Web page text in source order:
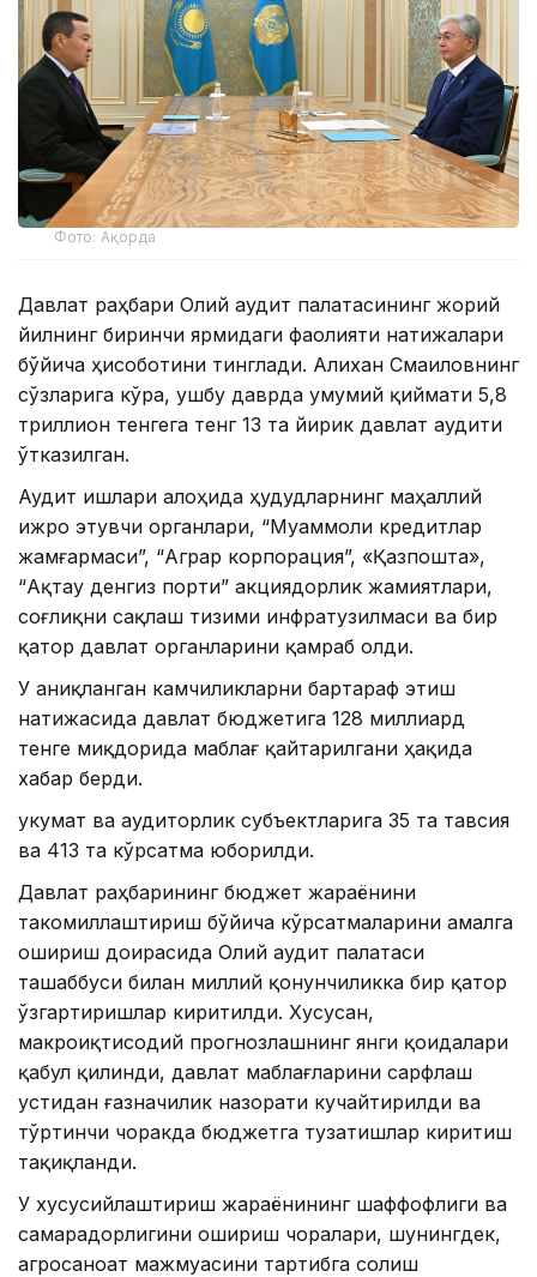
Фото: Ақорда
Давлат раҳбари Олий аудит палатасининг жорий
йилнинг биринчи ярмидаги фаолияти натижалари
бўйича ҳисоботини тинглади. Алихан Смаиловнинг
сўзларига кўра, ушбу даврда умумий қиймати 5,8
триллион тенгега тенг 13 та йирик давлат аудити
ўтказилган.
Аудит ишлари алоҳида ҳудудларнинг маҳаллий
ижро этувчи органлари, “Муаммоли кредитлар
жамғармаси”, “Аграр корпорация”, «Қазпошта»,
“Ақтау денгиз порти” акциядорлик жамиятлари,
соғлиқни сақлаш тизими инфратузилмаси ва бир
қатор давлат органларини қамраб олди.
У аниқланган камчиликларни бартараф этиш
натижасида давлат бюджетига 128 миллиард
тенге миқдорида маблағ қайтарилгани ҳақида
хабар берди.
Ҳукумат ва аудиторлик субъектларига 35 та тавсия
ва 413 та кўрсатма юборилди.
Давлат раҳбарининг бюджет жараёнини
такомиллаштириш бўйича кўрсатмаларини амалга
ошириш доирасида Олий аудит палатаси
ташаббуси билан миллий қонунчиликка бир қатор
ўзгартиришлар киритилди. Хусусан,
макроиқтисодий прогнозлашнинг янги қоидалари
қабул қилинди, давлат маблағларини сарфлаш
устидан ғазначилик назорати кучайтирилди ва
тўртинчи чоракда бюджетга тузатишлар киритиш
тақиқланди.
У хусусийлаштириш жараёнининг шаффофлиги ва
самарадорлигини ошириш чоралари, шунингдек,
агросаноат мажмуасини тартибга солиш